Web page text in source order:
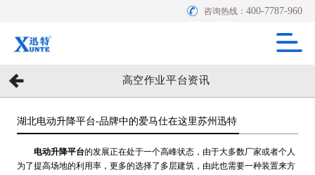
咨询热线：400-7787-960
高空作业平台资讯
湖北电动升降平台-品牌中的爱马仕在这里苏州迅特
电动升降平台的发展正在处于一个高峰状态，由于大多数厂家或者个人
为了提高场地的利用率，更多的选择了多层建筑，由此也需要一种装置来方